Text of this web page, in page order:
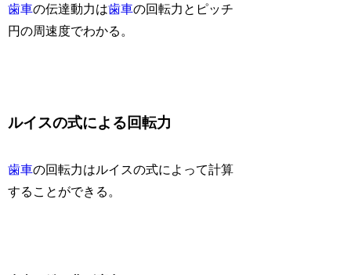
歯車の伝達動力は歯車の回転力とピッチ
円の周速度でわかる。
ルイスの式による回転力
歯車の回転力はルイスの式によって計算
することができる。